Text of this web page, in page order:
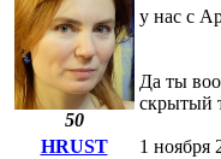
50
у нас с
Да ты
скрытый
HRUST
1 ноября